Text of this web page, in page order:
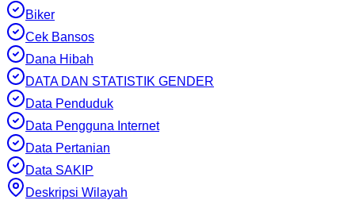
Biker
Cek Bansos
Dana Hibah
DATA DAN STATISTIK GENDER
Data Penduduk
Data Pengguna Internet
Data Pertanian
Data SAKIP
Deskripsi Wilayah